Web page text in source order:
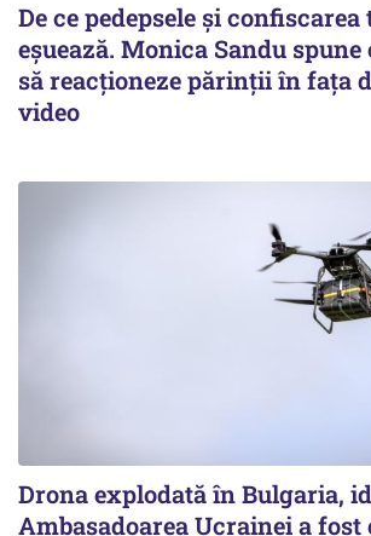
De ce pedepsele și
eșuează. Monica Sandu
să reacționeze părinții în fața
video
Drona explodată în Bulgaria,
Ambasadoarea Ucrainei a fost